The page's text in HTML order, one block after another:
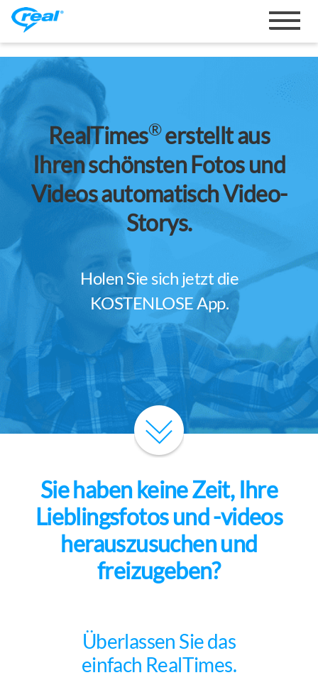
RealTimes®erstellt aus
Ihren schönsten Fotos und
Videos automatisch Video-
Storys.
Holen Sie sich jetzt die
KOSTENLOSE App.
Sie haben keine Zeit, Ihre
Lieblingsfotos und -videos
herauszusuchen und
freizugeben?
Überlassen Sie das
einfach RealTimes.